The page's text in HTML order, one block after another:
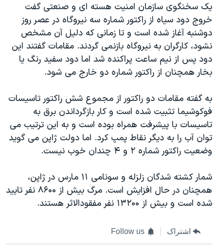
یک سخنگوی سازمان امنیت هسته ای و صنعتی گفت
خروج دود سیاه از راکتور شماره سه نیروگاه در عصر روز
دوشنبه آغاز شده است و تا زمانی که دلیل آن مشخص
نشود، کارگران به نیروگاه بازنمی گردند. مقامات گفتند این
دود پس از نیم ساعت پراکنده شد اما دود سفید رنگ یا
بخار همچنان از راکتور شماره دو خارج می شود.
به گفته مقامات دو راکتور از مجموع شش راکتور تاسیسات
فوکوشیما تثبیت شده است و کار بازگرداندن برق به
تاسیسات با پیشرفت همراه بوده است و به این ترتیب می
توان آب را به دیگر نقاط پمپ کرد. اما دولت ژاپن می گوید
وضعیت راکتور شماره ۲ و ۴ چندان خوب نیست.
شمار کشته شدگان زلزله و سونامی ۱۱ مارس در ژاپن،
همچنان در حال افزایش است. مرگ بیش از ۸۶۰۰ نفر تایید
شده است و بیش از ۱۳۲۰۰ نفر مفقودالاثر هستند.
اشتراک Follow us